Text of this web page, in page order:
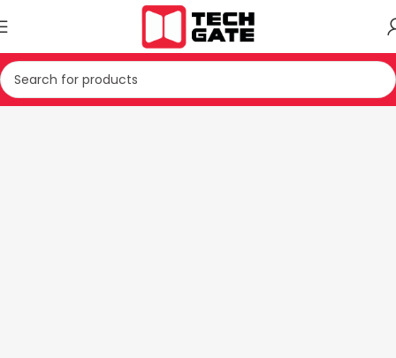
Kreu TEKNIKE E BARDHE PAJISJE MONTUESE ASPIRATOR